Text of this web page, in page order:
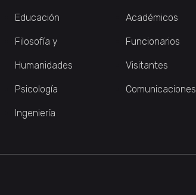
Educación
Filosofía y
Humanidades
Psicología
Ingeniería
Académicos
Funcionarios
Visitantes
Comunicaciones